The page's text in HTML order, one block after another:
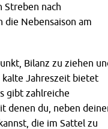
Streben nach
die Nebensaison am
Bilanz zu ziehen
kalte Jahreszeit bietet
gibt zahlreiche
denen du, neben
die im Sattel zu